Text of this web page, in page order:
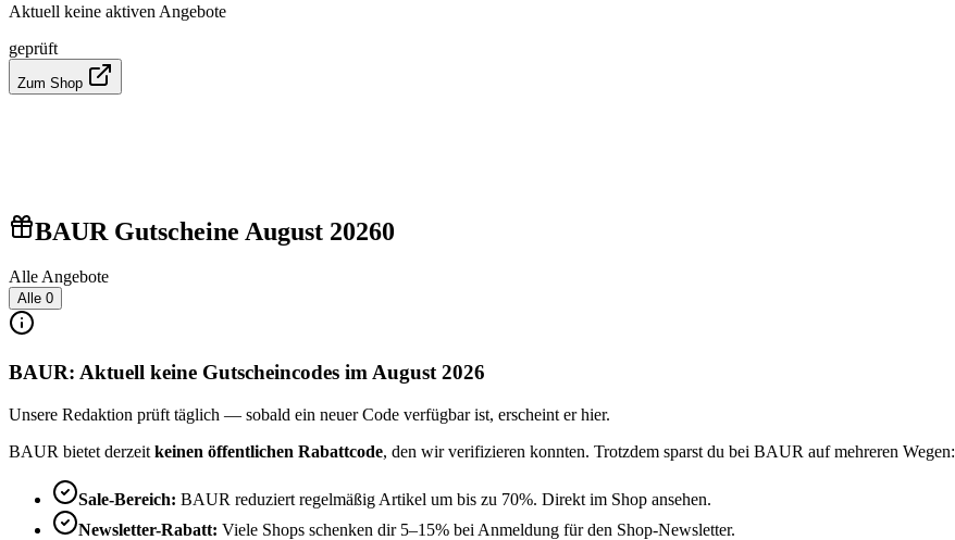
Aktuell keine aktiven Angebote
geprüft
Zum Shop
BAUR Gutscheine August 20260
Alle Angebote
Alle 0
BAUR: Aktuell keine Gutscheincodes im August 2026
Unsere Redaktion prüft täglich — sobald ein neuer Code verfügbar ist, erscheint er hier.
BAUR bietet derzeit keinen öffentlichen Rabattcode, den wir verifizieren konnten. Trotzdem sparst du bei BAUR auf mehreren Wegen:
Sale-Bereich: BAUR reduziert regelmäßig Artikel um bis zu 70%. Direkt im Shop ansehen.
Newsletter-Rabatt: Viele Shops schenken dir 5–15% bei Anmeldung für den Shop-Newsletter.